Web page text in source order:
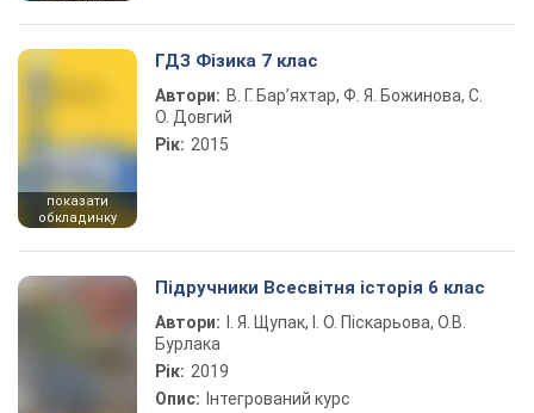
показати
обкладинку
ГДЗ Фізика 7 клас
Автори: В. Г. Бар’яхтар, Ф. Я. Божинова, С.
О. Довгий
Рік: 2015
Підручники Всесвітня історія 6 клас
Автори:
І. Я. Щупак, І. О. Піскарьова, О.В.
Бурлака
Рік: 2019
Опис: Інтегрований курс